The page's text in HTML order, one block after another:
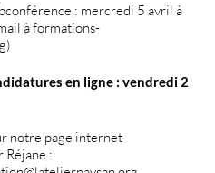
: mercredi 5 avril à
à formations-
en ligne : vendredi 2
notre page internet
Réjane :